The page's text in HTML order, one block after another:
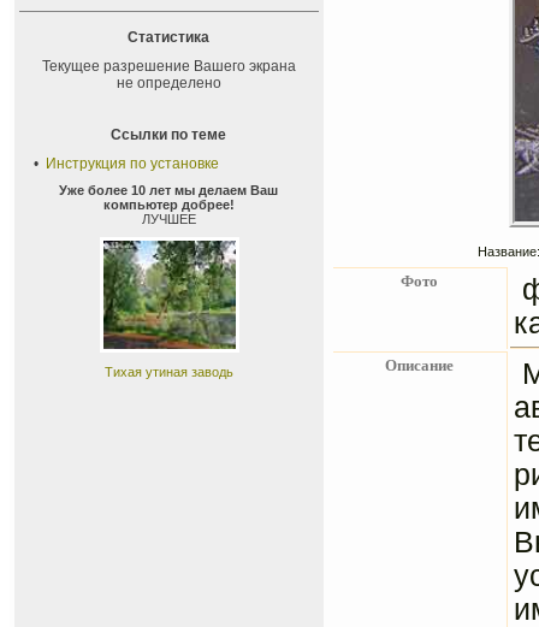
Статистика
Текущее разрешение Вашего экрана
не определено
Ссылки по теме
• Инструкция по установке
Уже более 10 лет мы делаем Ваш
компьютер добрее!
ЛУЧШЕЕ
Тихая утиная заводь
Фото
Описание